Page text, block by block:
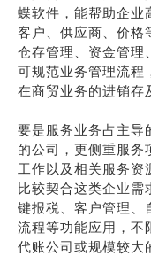
蝶软件，能帮助企业
客户、供应商、价格
仓存管理、资金管理
可规范业务管理流程
在商贸业务的进销存
要是服务业务占主导
的公司，更侧重服务
工作以及相关服务资
比较契合这类企业需
键报税、客户管理、
流程等功能应用，不
代账公司或规模较大